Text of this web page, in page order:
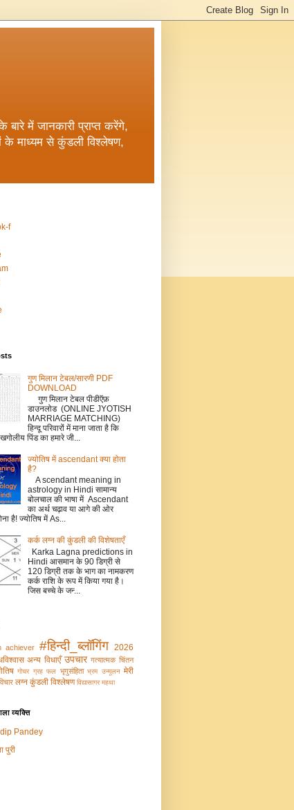
बारे में जानकारी प्राप्त करेंगे,
के माध्यम से कुंडली विश्लेषण,
f
गुण मिलान टेबल/सारणी PDF
DOWNLOAD
गुण मिलान टेबल पीडीऍफ़
डाउनलोड (ONLINE JYOTISH
MARRIAGE MATCHING)
हिन्दू परिवारों में माना जाता है कि
पिंड का हमारे जी...
ज्योतिष में ascendant क्या होता
है?
A scendant meaning in
astrology in Hindi सामान्य
बोलचाल की भाषा में Ascendant
का अर्थ चढ़ाव या आगे की ओर
है! ज्योतिष में As...
कर्क लग्‍न की कुंडली की विशेषताएँ
Karka Lagna predictions in
Hindi आसमान के 90 डिग्री से
120 डिग्री तक के भाग का नामकरण
कर्क राशि के रूप में किया गया है।
जिस बच्‍चे के जन्‍...
achiever #हिन्दी_ब्लॉगिंग 2026
अन्य विधाएँ उपचार गत्‍यात्‍मक चिंतन
गोचर ग्रह फल भृगुसंहिता भ्रम उन्‍मूलन मेरी
लग्न कुंडली विश्लेषण विद्यासागर महथा
व्यक्ति
Pandey
पुरी